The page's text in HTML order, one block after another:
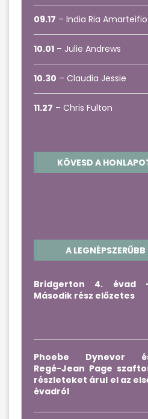
09.17 – India Ria Amarteifio
10.01 – Julie Andrews
10.30 – Claudia Jessie
11.27 – Chris Fulton
KÖVESD A
A
Bridgerton 4. évad
Második rész előzetes
Phoebe Dynevor
Regé-Jean Page
részleteket árul el az
évadról